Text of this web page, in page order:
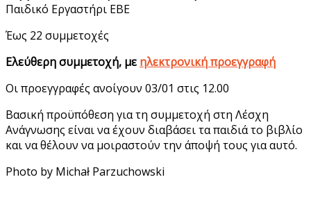
Παιδικό Εργαστήρι ΕΒΕ
Έως 22 συμμετοχές
Ελεύθερη συμμετοχή, με ηλεκτρονική προεγγραφή
Οι προεγγραφές ανοίγουν 03/01 στις 12.00
Βασική προϋπόθεση για τη συμμετοχή στη Λέσχη
Ανάγνωσης είναι να έχουν διαβάσει τα παιδιά το βιβλίο
και να θέλουν να μοιραστούν την άποψή τους για αυτό.
Photo by Michał Parzuchowski